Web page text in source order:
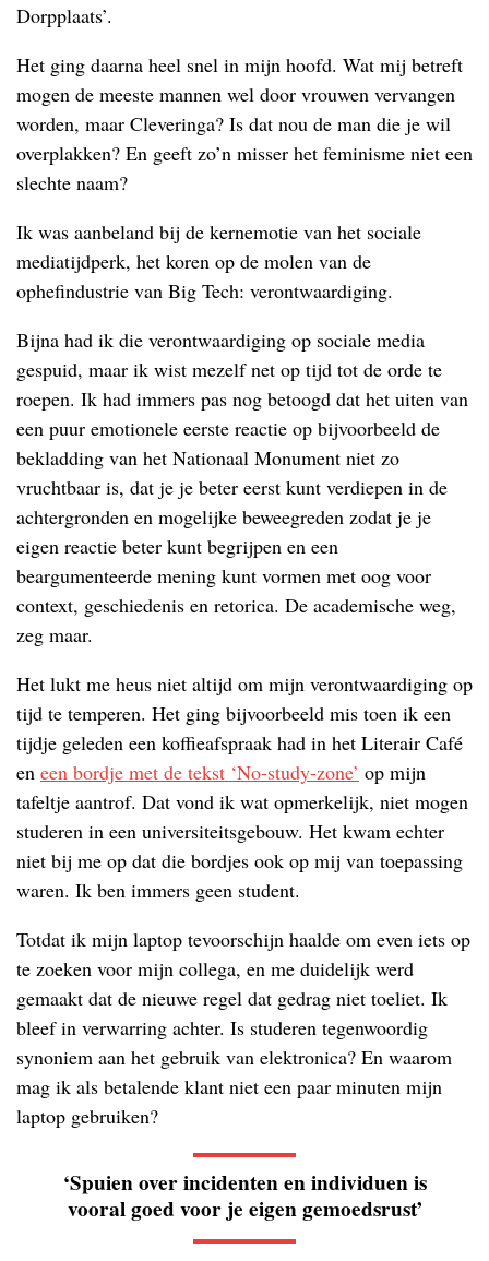
Dorpplaats’.
Het ging daarna heel snel in mijn hoofd. Wat mij betreft
mogen de meeste mannen wel door vrouwen vervangen
worden, maar Cleveringa? Is dat nou de man die je wil
overplakken? En geeft zo’n misser het feminisme niet een
slechte naam?
Ik was aanbeland bij de kernemotie van het sociale
mediatijdperk, het koren op de molen van de
ophefindustrie van Big Tech: verontwaardiging.
Bijna had ik die verontwaardiging op sociale media
gespuid, maar ik wist mezelf net op tijd tot de orde te
roepen. Ik had immers pas nog betoogd dat het uiten van
een puur emotionele eerste reactie op bijvoorbeeld de
bekladding van het Nationaal Monument niet zo
vruchtbaar is, dat je je beter eerst kunt verdiepen in de
achtergronden en mogelijke beweegreden zodat je je
eigen reactie beter kunt begrijpen en een
beargumenteerde mening kunt vormen met oog voor
context, geschiedenis en retorica. De academische weg,
zeg maar.
Het lukt me heus niet altijd om mijn verontwaardiging op
tijd te temperen. Het ging bijvoorbeeld mis toen ik een
tijdje geleden een koffieafspraak had in het Literair Café
en een bordje met de tekst ‘No-study-zone’ op mijn
tafeltje aantrof. Dat vond ik wat opmerkelijk, niet mogen
studeren in een universiteitsgebouw. Het kwam echter
niet bij me op dat die bordjes ook op mij van toepassing
waren. Ik ben immers geen student.
Totdat ik mijn laptop tevoorschijn haalde om even iets op
te zoeken voor mijn collega, en me duidelijk werd
gemaakt dat de nieuwe regel dat gedrag niet toeliet. Ik
bleef in verwarring achter. Is studeren tegenwoordig
synoniem aan het gebruik van elektronica? En waarom
mag ik als betalende klant niet een paar minuten mijn
laptop gebruiken?
‘Spuien over incidenten en individuen is
vooral goed voor je eigen gemoedsrust’